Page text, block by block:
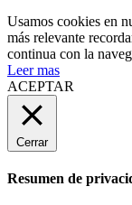
Usamos cookies en
más relevante
continua con la
Leer mas
ACEPTAR
Cerrar
Resumen de